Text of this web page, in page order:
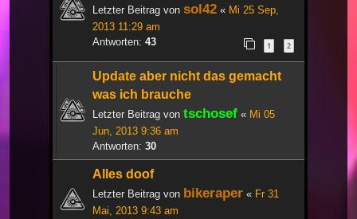
Letzter Beitrag von sol42 « Mi 25 Sep,
2013 11:29 am
Antworten: 43 1 2
Update aber nicht das gemacht
was ich brauche
Letzter Beitrag von tschosef « Mi 05
Jun, 2013 9:36 am
Antworten: 30
Alles doof
Letzter Beitrag von bikeraper « Fr 31
Mai, 2013 9:43 am